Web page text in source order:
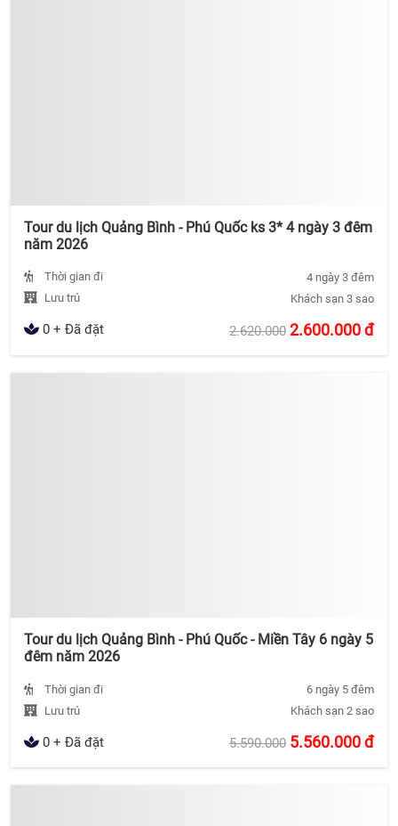
Tour du lịch Quảng Bình - Phú Quốc ks 3* 4 ngày 3 đêm
năm 2026
Thời gian đi
4 ngày 3 đêm
Lưu trú
Khách sạn 3 sao
0 + Đã đặt 2.620.000 2.600.000đ
Tour du lịch Quảng Bình - Phú Quốc - Miền Tây 6 ngày 5
đêm năm 2026
Thời gian đi
6 ngày 5 đêm
Lưu trú
Khách sạn 2 sao
0 + Đã đặt 5.590.000 5.560.000đ